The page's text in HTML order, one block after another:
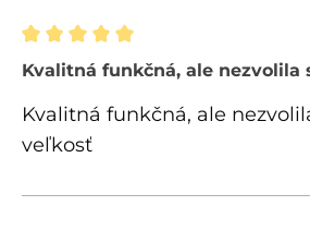
Recenzia s hodnotením 5 z 5
Kvalitná funkčná, ale nezvolila
Kvalitná funkčná, ale
veľkosť